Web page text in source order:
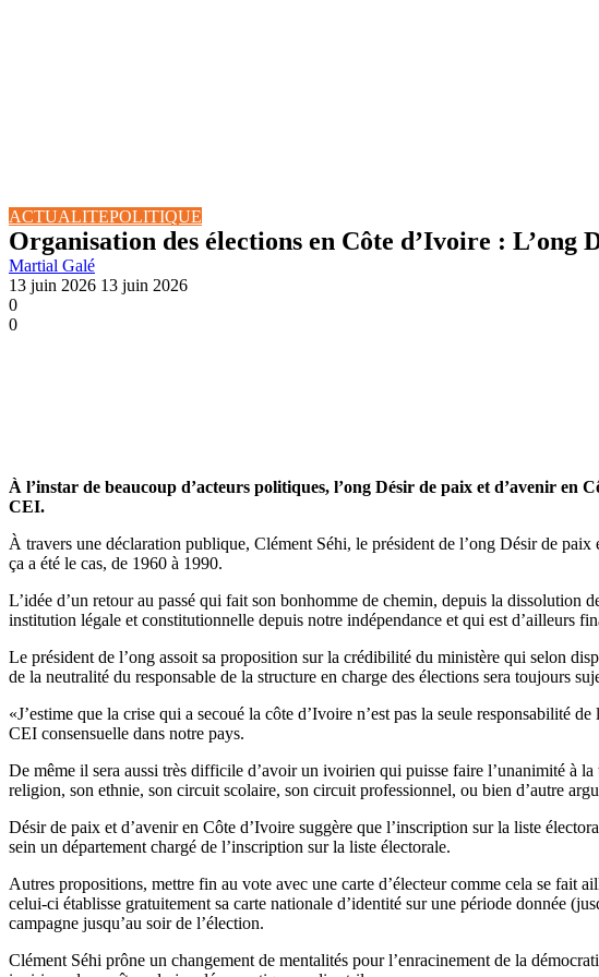
ACTUALITEPOLITIQUE
Organisation des élections en Côte d’Ivoire : L’ong
Martial Galé
13 juin 2026 13 juin 2026
0
0
À l’instar de beaucoup d’acteurs politiques, l’ong Désir de paix et d’avenir
CEI.
À travers une déclaration publique, Clément Séhi, le président de l’ong Désir de
ça a été le cas, de 1960 à 1990.
L’idée d’un retour au passé qui fait son bonhomme de chemin, depuis la
institution légale et constitutionnelle depuis notre indépendance et qui est d’ailleurs
Le président de l’ong assoit sa proposition sur la crédibilité du ministère qui selon
de la neutralité du responsable de la structure en charge des élections sera toujours
«J’estime que la crise qui a secoué la côte d’Ivoire n’est pas la seule responsabilité
CEI consensuelle dans notre pays.
De même il sera aussi très difficile d’avoir un ivoirien qui puisse faire l’unanimité à
religion, son ethnie, son circuit scolaire, son circuit professionnel, ou bien d’autre
Désir de paix et d’avenir en Côte d’Ivoire suggère que l’inscription sur la liste
sein un département chargé de l’inscription sur la liste électorale.
Autres propositions, mettre fin au vote avec une carte d’électeur comme cela se fait
celui-ci établisse gratuitement sa carte nationale d’identité sur une période donnée
campagne jusqu’au soir de l’élection.
Clément Séhi prône un changement de mentalités pour l’enracinement de la